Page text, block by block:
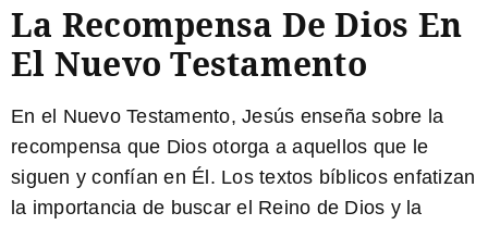
La Recompensa De Dios En
El Nuevo Testamento
En el Nuevo Testamento, Jesús enseña sobre la
recompensa que Dios otorga a aquellos que le
siguen y confían en Él. Los textos bíblicos enfatizan
la importancia de buscar el Reino de Dios y la